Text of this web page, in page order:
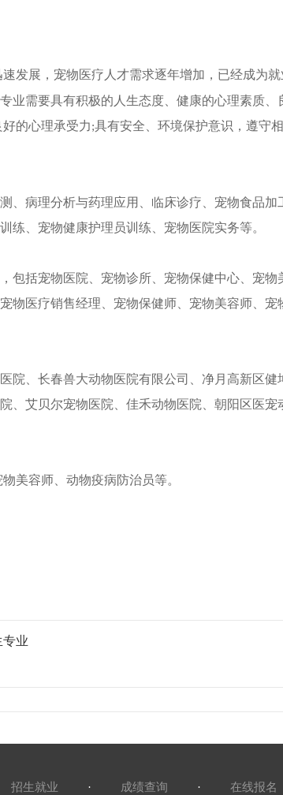
发展，宠物医疗人才需求逐年增加，已经成为
业需要具有积极的人生态度、健康的心理素质、
的心理承受力;具有安全、环境保护意识，遵守
、病理分析与药理应用、临床诊疗、宠物食品加
练、宠物健康护理员训练、宠物医院实务等。
包括宠物医院、宠物诊所、宠物保健中心、宠物
物医疗销售经理、宠物保健师、宠物美容师、宠
院、长春兽大动物医院有限公司、净月高新区健
、艾贝尔宠物医院、佳禾动物医院、朝阳区医宠
物美容师、动物疫病防治员等。
专业
招生就业 · 成绩查询 · 在线报名